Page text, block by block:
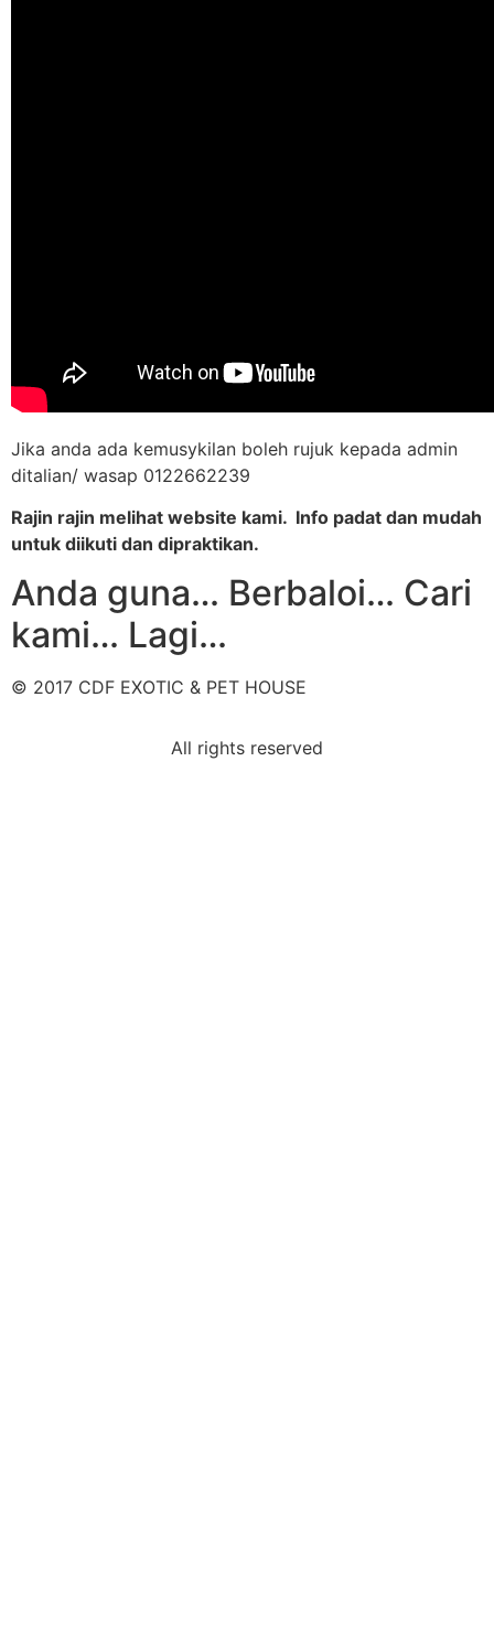
Jika anda ada kemusykilan boleh rujuk kepada admin
ditalian/ wasap 0122662239
Rajin rajin melihat website kami. Info padat dan mudah
untuk diikuti dan dipraktikan.
Anda guna… Berbaloi… Cari
kami… Lagi…
© 2017 CDF EXOTIC & PET HOUSE
All rights reserved